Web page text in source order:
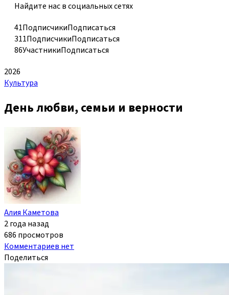
Найдите нас в социальных сетях
41ПодписчикиПодписаться
311ПодписчикиПодписаться
86УчастникиПодписаться
2026
Культура
День любви, семьи и верности
Алия Каметова
2 года назад
686 просмотров
Комментариев нет
Поделиться